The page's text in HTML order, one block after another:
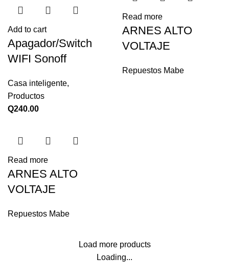
Add to cart
Apagador/Switch
WIFI Sonoff
Casa inteligente,
Productos
Q240.00
Read more
ARNES ALTO
VOLTAJE
Repuestos Mabe
Read more
ARNES ALTO
VOLTAJE
Repuestos Mabe
Load more products
Loading...